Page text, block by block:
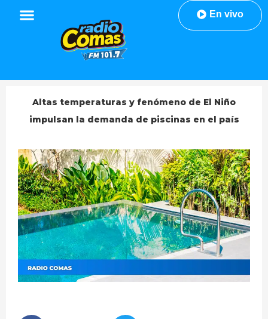
En vivo
Altas temperaturas y fenómeno de El Niño
impulsan la demanda de piscinas en el país